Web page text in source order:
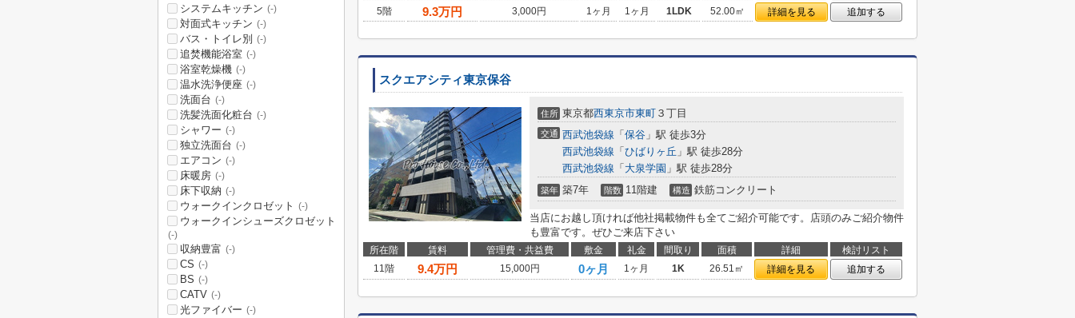
5階
9.3万円 3,000円 1ヶ月 1ヶ月 1LDK 52.00㎡ 詳細を見る 追加する
スクエアシティ東京保谷
住所 東京都西東京市東町 ３丁目
交通 西武池袋線 「 保谷 」駅 徒歩3分
西武池袋線 「 ひばりヶ丘 」駅 徒歩28分
西武池袋線 「 大泉学園 」駅 徒歩28分
築年 築7年 階数 11階建 構造 鉄筋コンクリート
当店にお越し頂ければ他社掲載物件も全てご紹介可能です。店頭のみご紹介物件
も豊富です。ぜひご来店下さい
所在階 賃料 管理費・共益費 敷金 礼金 間取り 面積 詳細
検討リスト
11階
9.4万円 15,000円 0ヶ月 1ヶ月 1K 26.51㎡ 詳細を見る 追加する
システムキッチン (-)
対面式キッチン (-)
バス・トイレ別 (-)
追焚機能浴室 (-)
浴室乾燥機 (-)
温水洗浄便座 (-)
洗面台 (-)
洗髪洗面化粧台 (-)
シャワー (-)
独立洗面台 (-)
エアコン (-)
床暖房 (-)
床下収納 (-)
ウォークインクロゼット (-)
ウォークインシューズクロゼット
(-)
収納豊富 (-)
CS (-)
BS (-)
CATV (-)
光ファイバー (-)